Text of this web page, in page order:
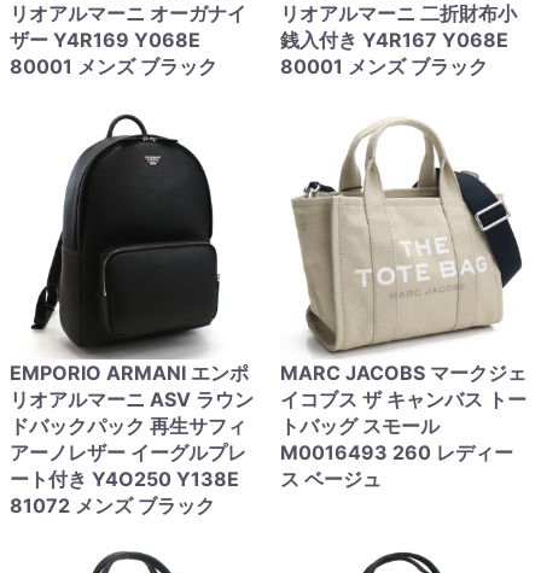
リオアルマーニ オーガナイ
ザー Y4R169 Y068E
80001 メンズ ブラック
リオアルマーニ 二折財布小
銭入付き Y4R167 Y068E
80001 メンズ ブラック
EMPORIO ARMANI エンポ
リオアルマーニ ASV ラウン
ドバックパック 再生サフィ
アーノレザー イーグルプレ
ート付き Y4O250 Y138E
81072 メンズ ブラック
MARC JACOBS マークジェ
イコブス ザ キャンバス トー
トバッグ スモール
M0016493 260 レディー
ス ベージュ